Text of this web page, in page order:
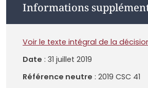
Informations
Voir le texte intégral de la
Date : 31 juillet 2019
Référence neutre : 2019 CSC 41